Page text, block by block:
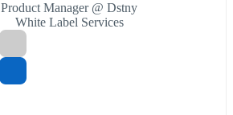
Product Manager @ Dstny
White Label Services